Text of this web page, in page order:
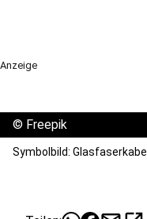
Anzeige
© Freepik
Symbolbild: Glasfaserkabel